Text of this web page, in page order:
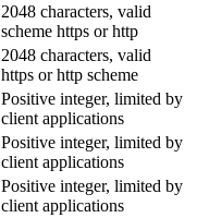
2048 characters, valid
scheme https or http
2048 characters, valid
https or http scheme
Positive integer, limited by
client applications
Positive integer, limited by
client applications
Positive integer, limited by
client applications